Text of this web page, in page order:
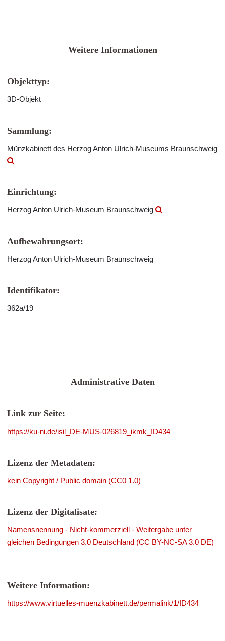
Weitere Informationen
Objekttyp:
3D-Objekt
Sammlung:
Münzkabinett des Herzog Anton Ulrich-Museums Braunschweig
Einrichtung:
Herzog Anton Ulrich-Museum Braunschweig
Aufbewahrungsort:
Herzog Anton Ulrich-Museum Braunschweig
Identifikator:
362a/19
Administrative Daten
Link zur Seite:
https://ku-ni.de/isil_DE-MUS-026819_ikmk_ID434
Lizenz der Metadaten:
kein Copyright / Public domain (CC0 1.0)
Lizenz der Digitalisate:
Namensnennung - Nicht-kommerziell - Weitergabe unter
gleichen Bedingungen 3.0 Deutschland (CC BY-NC-SA 3.0 DE)
Weitere Information:
https://www.virtuelles-muenzkabinett.de/permalink/1/ID434